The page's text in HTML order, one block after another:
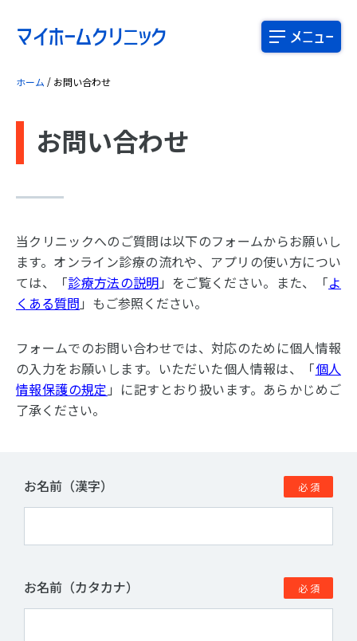
マイホームクリニック メニュー
ホーム / お問い合わせ
お問い合わせ
当クリニックへのご質問は以下のフォームからお願いし
ます。オンライン診療の流れや、アプリの使い方につい
ては、「診療方法の説明 」をご覧ください。また、「よ
くある質問 」もご参照ください。
フォームでのお問い合わせでは、対応のために個人情報
の入力をお願いします。いただいた個人情報は、「個人
情報保護の規定 」に記すとおり扱います。あらかじめご
了承ください。
お名前（漢字）
お名前（カタカナ）